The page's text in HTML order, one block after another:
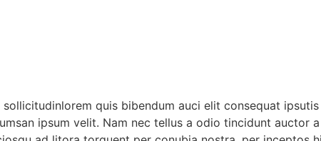
quis bibendum auci elit consequat
ipsum velit. Nam nec tellus a odio tincidunt auctor